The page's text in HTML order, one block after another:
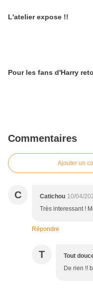
L'atelier expose !!
Pour les fans d'Harry
Commentaires
Ajouter un
C Catichou 10/04/
Très interessant !
Répondre
T Tout
De rien !!